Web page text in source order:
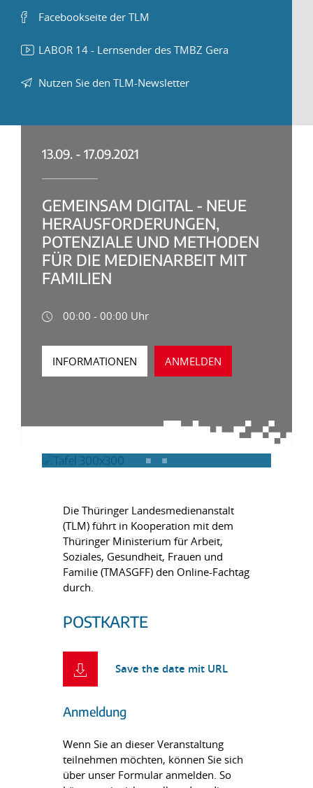
Facebookseite der TLM
LABOR 14 - Lernsender des TMBZ Gera
Nutzen Sie den TLM-Newsletter
13.09. - 17.09.2021
GEMEINSAM DIGITAL - NEUE
HERAUSFORDERUNGEN,
POTENZIALE UND METHODEN
FÜR DIE MEDIENARBEIT MIT
FAMILIEN
00:00 - 00:00 Uhr
INFORMATIONEN ANMELDEN
Die Thüringer Landesmedienanstalt
(TLM) führt in Kooperation mit dem
Thüringer Ministerium für Arbeit,
Soziales, Gesundheit, Frauen und
Familie (TMASGFF) den Online-Fachtag
durch.
POSTKARTE
Save the date mit URL
Anmeldung
Wenn Sie an dieser Veranstaltung
teilnehmen möchten, können Sie sich
über unser Formular anmelden. So